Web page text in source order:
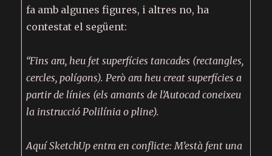
fa amb algunes figures, i altres no, ha
contestat el següent:
“Fins ara, heu fet superfícies tancades (rectangles,
cercles, polígons). Però ara heu creat superfícies a
partir de línies (els amants de l’Autocad coneixeu
la instrucció Polilínia o pline).
Aquí SketchUp entra en conflicte: M’està fent una